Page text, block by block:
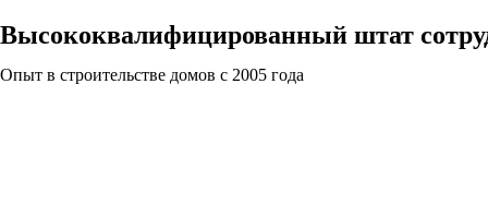
Высококвалифицированный штат
Опыт в строительстве домов с 2005 года